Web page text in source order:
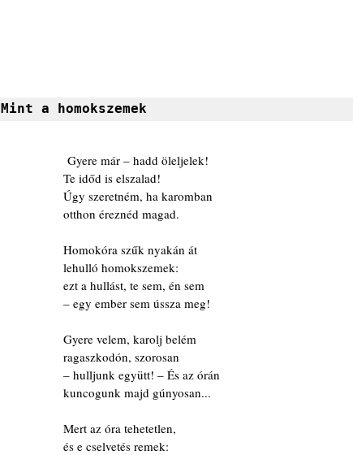
Mint a homokszemek
Gyere már – hadd öleljelek!
Te időd is elszalad!
Úgy szeretném, ha karomban
otthon éreznéd magad.
Homokóra szűk nyakán át
lehulló homokszemek:
ezt a hullást, te sem, én sem
– egy ember sem ússza meg!
Gyere velem, karolj belém
ragaszkodón, szorosan
– hulljunk együtt! – És az órán
kuncogunk majd gúnyosan...
Mert az óra tehetetlen,
és e cselvetés remek: